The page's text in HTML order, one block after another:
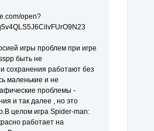
open?
игры проблем при игре
быть не
сохранения работают без
маленькие и не
проблемы -
и так далее , но это
целом игра Spider-man:
работает на